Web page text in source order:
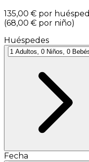
135,00 € por huésped
(68,00 € por niño)
Huéspedes
Fecha